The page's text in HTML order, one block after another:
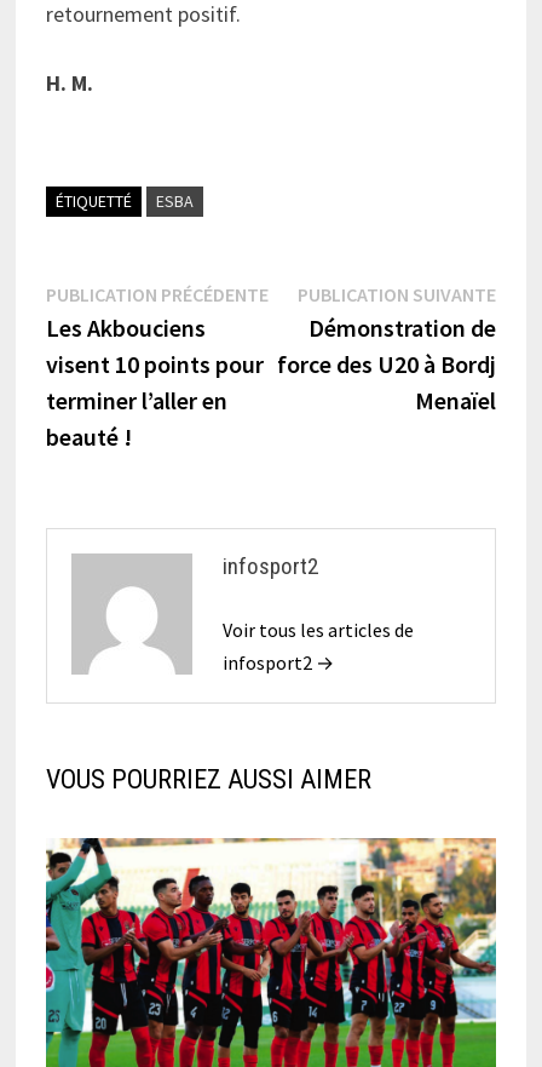
retournement positif.
H. M.
ÉTIQUETTÉ ESBA
Navigation
de
l’article
PUBLICATION PRÉCÉDENTEPublication
précédente :
Les Akbouciens
visent 10 points pour
terminer l’aller en
beauté !
PUBLICATION SUIVANTE
Démonstration de
force des U20 à Bordj
Menaïel
infosport2
Voir tous les articles de
infosport2 →
VOUS POURRIEZ AUSSI AIMER